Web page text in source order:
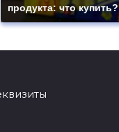
продукта: что купить?